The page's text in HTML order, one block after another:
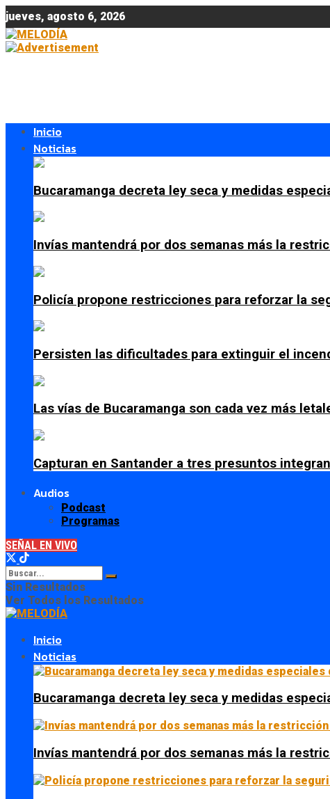
jueves, agosto 6, 2026
Inicio
Noticias
Bucaramanga decreta ley seca y medidas
Invías mantendrá por dos semanas más la
Policía propone restricciones para reforzar la
Persisten las dificultades para extinguir el
Las vías de Bucaramanga son cada vez más
Capturan en Santander a tres presuntos
Audios
Podcast
Programas
SEÑAL EN VIVO
Sin Resultados
Ver Todos los Resultados
Inicio
Noticias
Bucaramanga decreta ley seca y medidas
Invías mantendrá por dos semanas más la